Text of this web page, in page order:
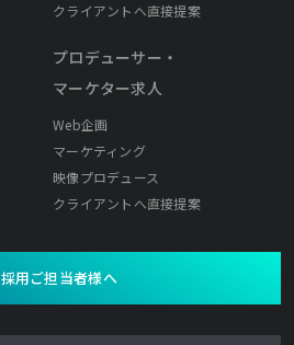
クライアントへ直接提案
プロデューサー・
マーケター求人
Web企画
マーケティング
映像プロデュース
クライアントへ直接提案
採用ご担当者様へ